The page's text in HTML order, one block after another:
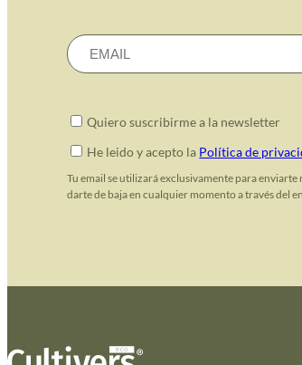
Quiero suscribirme a la newsletter
He leido y acepto la Política de
Tu email se utilizará exclusivamente para
darte de baja en cualquier momento a través del